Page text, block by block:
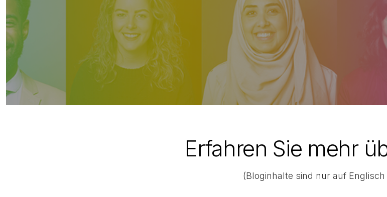
Erfahren Sie mehr
(Bloginhalte sind nur auf